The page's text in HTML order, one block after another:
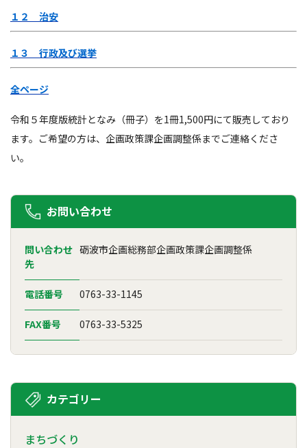
１２ 治安
１３ 行政及び選挙
全ページ
令和５年度版統計となみ（冊子）を1冊1,500円にて販売しており
ます。ご希望の方は、企画政策課企画調整係までご連絡くださ
い。
お問い合わせ
問い合わせ
先
砺波市企画総務部企画政策課企画調整係
電話番号 0763-33-1145
FAX番号 0763-33-5325
カテゴリー
まちづくり